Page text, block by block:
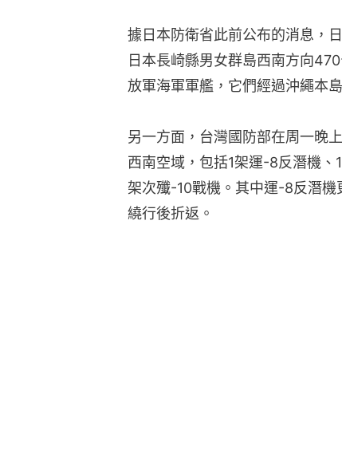
據日本防衛省此前公布的消息，
日本長崎縣男女群島西南方向
放軍海軍軍艦，它們經過沖繩本
另一方面，台灣國防部在周一晚
西南空域，包括1架運-8反潛機
架次殲-10戰機。其中運-8反潛機
繞行後折返。